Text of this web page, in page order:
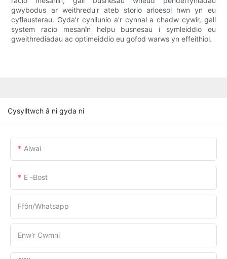
gwybodus ar weithredu'r ateb storio arloesol hwn yn eu
cyfleusterau. Gyda'r cynllunio a'r cynnal a chadw cywir, gall
system racio mesanîn helpu busnesau i symleiddio eu
gweithrediadau ac optimeiddio eu gofod warws yn effeithiol.
Cysylltwch â ni gyda ni
Alwai
E -bost
Ffôn/whatsapp
Enw'r Cwmni